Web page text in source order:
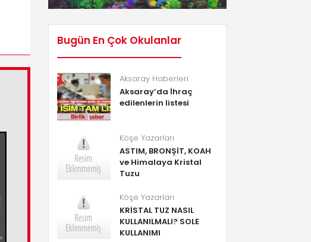
Bugün En Çok Okulanlar
Aksaray Haberleri
Aksaray’da İhraç
edilenlerin listesi
Köşe Yazarları
ASTIM, BRONŞİT, KOAH
ve Himalaya Kristal
Tuzu
Köşe Yazarları
KRİSTAL TUZ NASIL
KULLANILMALI? SOLE
KULLANIMI